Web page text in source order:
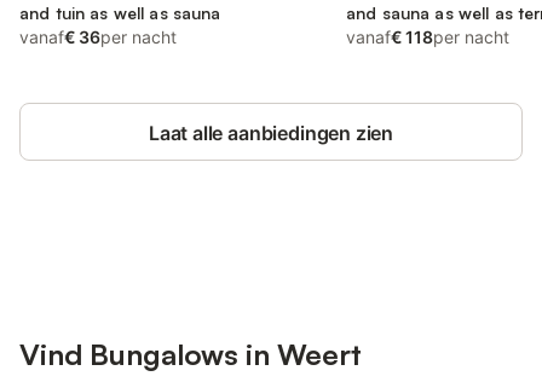
and tuin as well as sauna
vanaf€ 36per nacht
and sauna as well as
vanaf€ 118per nacht
Laat alle aanbiedingen zien
Vind Bungalows in Weert